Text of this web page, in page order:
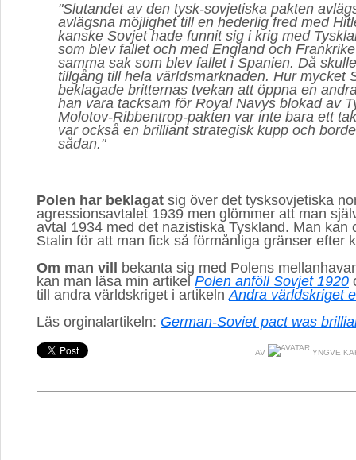
"Slutandet av den tysk-sovjetiska pakten
avlägsna möjlighet till en hederlig fred med
kanske Sovjet hade funnit sig i krig med
som blev fallet och med England och
samma sak som blev fallet i Spanien. Då
tillgång till hela världsmarknaden. Hur mycket
beklagade britternas tvekan att öppna en
han vara tacksam för Royal Navys blokad av
Molotov-Ribbentrop-pakten var inte bara ett
var också en brilliant strategisk kupp och
sådan."
Polen har beklagat sig över det tysksovjetiska
agressionsavtalet 1939 men glömmer att man
avtal 1934 med det nazistiska Tyskland. Man kan
Stalin för att man fick så förmånliga gränser efter
Om man vill
bekanta sig med Polens
kan man läsa min artikel Polen anföll Sovjet 1920
till andra världskriget i artikelnAndra världskriget
Läs orginalartikeln: German-Soviet pact was
AV YNGVE